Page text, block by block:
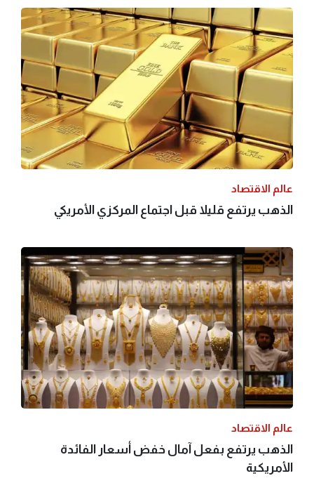
عالم الاقتصاد
الذهب يرتفع قليلا قبل اجتماع المركزي الأمريكي
عالم الاقتصاد
الذهب يرتفع بفعل آمال خفض أسعار الفائدة
الأمريكية